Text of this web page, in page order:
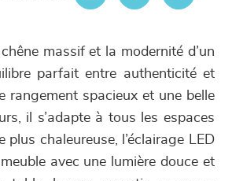
massif et la modernité d’un
parfait entre authenticité et
rangement spacieux et une belle
il s’adapte à tous les espaces
chaleureuse, l’éclairage LED
avec une lumière douce et